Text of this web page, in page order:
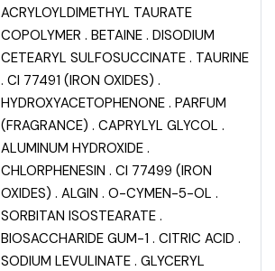
ACRYLOYLDIMETHYL TAURATE
COPOLYMER . BETAINE . DISODIUM
CETEARYL SULFOSUCCINATE . TAURINE
. CI 77491 (IRON OXIDES) .
HYDROXYACETOPHENONE . PARFUM
(FRAGRANCE) . CAPRYLYL GLYCOL .
ALUMINUM HYDROXIDE .
CHLORPHENESIN . CI 77499 (IRON
OXIDES) . ALGIN . O-CYMEN-5-OL .
SORBITAN ISOSTEARATE .
BIOSACCHARIDE GUM-1 . CITRIC ACID .
SODIUM LEVULINATE . GLYCERYL